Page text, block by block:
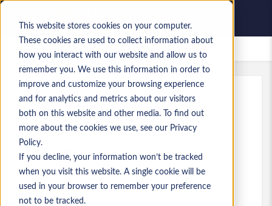
This website stores cookies on your computer.
These cookies are used to collect information about
how you interact with our website and allow us to
remember you. We use this information in order to
improve and customize your browsing experience
and for analytics and metrics about our visitors
both on this website and other media. To find out
more about the cookies we use, see our Privacy
Policy.
If you decline, your information won’t be tracked
when you visit this website. A single cookie will be
used in your browser to remember your preference
not to be tracked.
Offres d’emploi enregistrées
Réf. :a0MP9000009edjp.2_1780395259
Account Manager
England
60 000 £GB to 65 000 £GB GBP
SalesPoste